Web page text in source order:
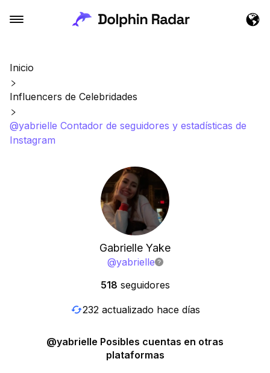
Inicio
Influencers de Celebridades
@yabrielle Contador de seguidores y estadísticas de
Instagram
Gabrielle Yake
@yabrielle
518 seguidores
232 actualizado hace días
@yabrielle Posibles cuentas en otras
plataformas